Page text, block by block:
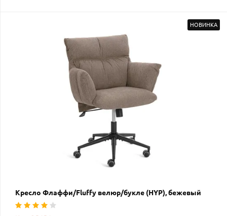
НОВИНКА
Кресло Флаффи/Fluffy велюр/букле (HYP), бежевый